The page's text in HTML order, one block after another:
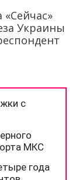
Украины